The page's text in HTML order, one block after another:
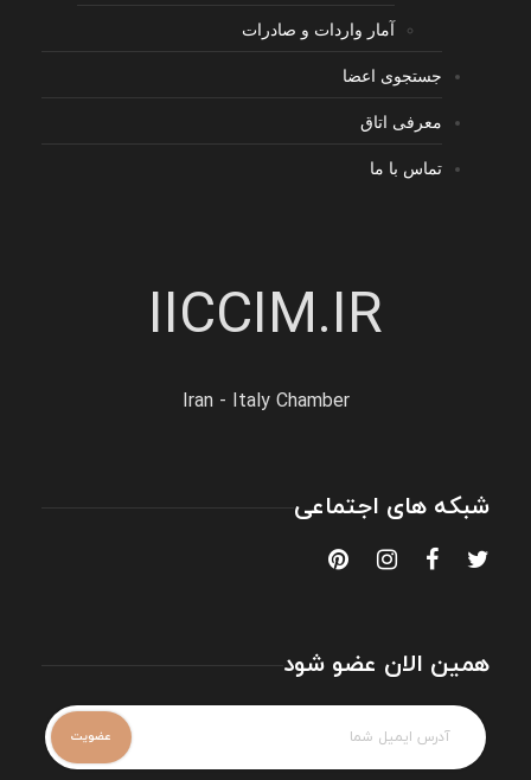
آمار واردات و صادرات
جستجوی اعضا
معرفی اتاق
تماس با ما
IICCIM.IR
Iran - Italy Chamber
شبکه های اجتماعی
همین الان عضو شود